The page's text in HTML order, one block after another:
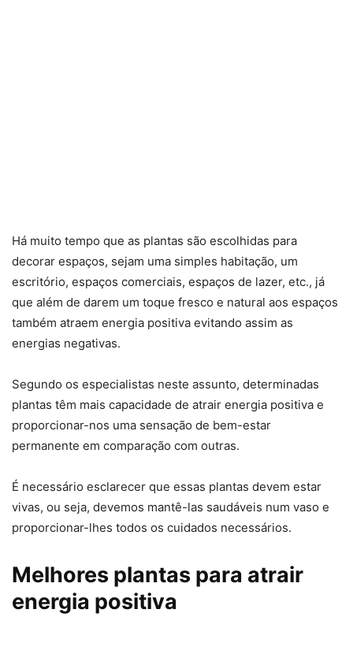
Há muito tempo que as plantas são escolhidas para
decorar espaços, sejam uma simples habitação, um
escritório, espaços comerciais, espaços de lazer, etc., já
que além de darem um toque fresco e natural aos espaços
também atraem energia positiva evitando assim as
energias negativas.
Segundo os especialistas neste assunto, determinadas
plantas têm mais capacidade de atrair energia positiva e
proporcionar-nos uma sensação de bem-estar
permanente em comparação com outras.
É necessário esclarecer que essas plantas devem estar
vivas, ou seja, devemos mantê-las saudáveis num vaso e
proporcionar-lhes todos os cuidados necessários.
Melhores plantas para atrair
energia positiva